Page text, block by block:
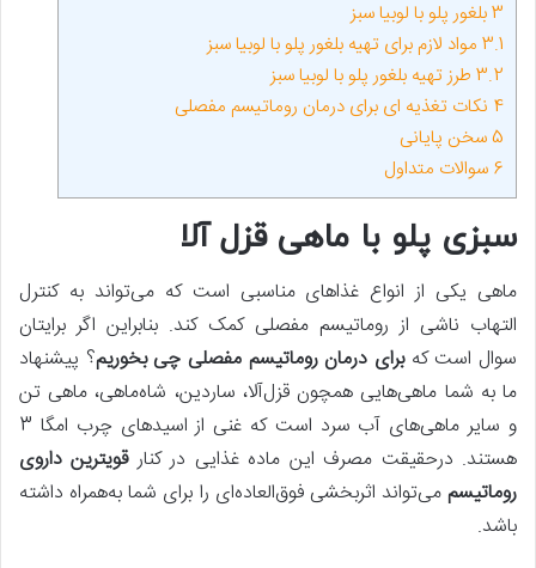
3بلغور پلو با لوبیا سبز
3.1 مواد لازم برای تهیه بلغور پلو با لوبیا سبز
3.2 طرز تهیه بلغور پلو با لوبیا سبز
4 نکات تغذیه‌ ای برای درمان روماتیسم مفصلی
5سخن پایانی
6 سوالات متداول
سبزی پلو با ماهی قزل آلا
ماهی یکی از انواع غذاهای مناسبی است که می‌تواند به کنترل
التهاب ناشی از روماتیسم مفصلی کمک کند. بنابراین اگر برایتان
سوال است کهبرای درمان روماتیسم مفصلی چی بخوریم؟ پیشنهاد
ما به شما ماهی‌هایی همچون قزل‌آلا، ساردین، شاه‌ماهی، ماهی تن
و سایر ماهی‌های آب سرد است که غنی از اسیدهای چرب امگا 3
هستند. درحقیقت مصرف این ماده غذایی در کنارقویترین داروی
روماتیسممی‌تواند اثربخشی فوق‌العاده‌ای را برای شما به‌همراه داشته
باشد.